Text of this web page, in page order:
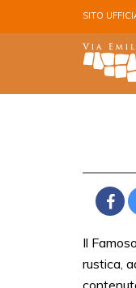
SITO
Il
rustica,